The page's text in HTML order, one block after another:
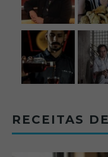
RECEITAS